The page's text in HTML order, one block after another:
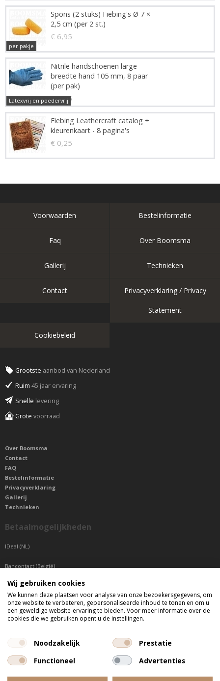
Spons (2 stuks) Fiebing's Ø 7 ×
2,5 cm (per 2 st.)
€ 6,95
per pakje
Nitrile handschoenen large
breedte hand 105 mm, 8 paar
(per pak)
€ 2,45
Latexvrij en poedervrij
Fiebing Leathercraft catalog +
kleurenkaart - 8 pagina's
€ 0,25
Voorwaarden Bestelinformatie
Faq Over Boomsma
Gallerij Technieken
Contact Privacyverklaring / Privacy
Statement
Cookiebeleid
Grootste aanbod van Nederland
Ruim 45 jaar ervaring
Snelle levering
Grote voorraad
Over Boomsma
Contact
FAQ
Bestelinformatie
Privacyverklaring
Gallerij
Technieken
Betaalmogelijkheden
IDeal (NL)
Bancontact (België)
Sepa betaling (Overige landen)
Telefonisch bereikbaar
Wij gebruiken cookies
We kunnen deze plaatsen voor analyse van onze bezoekersgegevens, om
onze website te verbeteren, gepersonaliseerde inhoud te tonen en om u
een geweldige website-ervaring te bieden. Voor meer informatie over de
cookies die we gebruiken opent u de instellingen.
Noodzakelijk
Prestatie
Functioneel
Advertenties